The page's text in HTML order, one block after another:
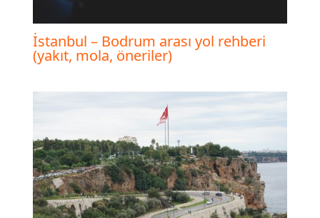
İstanbul – Bodrum arası yol rehberi
(yakıt, mola, öneriler)